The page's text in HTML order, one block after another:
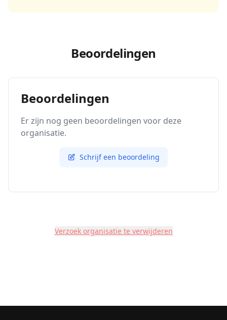
Beoordelingen
Beoordelingen
Er zijn nog geen beoordelingen voor deze
organisatie.
Schrijf een beoordeling
Verzoek organisatie te verwijderen